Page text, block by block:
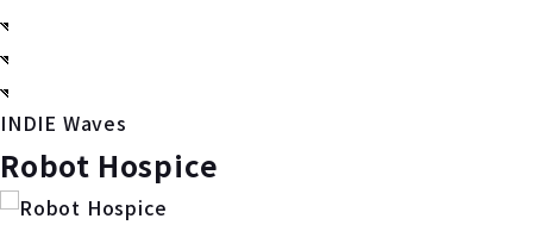
INDIE Waves
Robot Hospice